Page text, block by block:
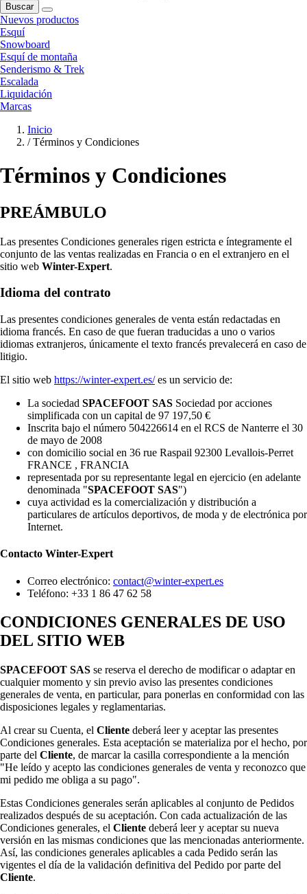
Buscar
Nuevos productos
Esquí
Snowboard
Esquí de montaña
Senderismo & Trek
Escalada
Liquidación
Marcas
Inicio
/ Términos y Condiciones
Términos y Condiciones
PREÁMBULO
Las presentes Condiciones generales rigen estricta e íntegramente el
conjunto de las ventas realizadas en Francia o en el extranjero en el
sitio web Winter-Expert.
Idioma del contrato
Las presentes condiciones generales de venta están redactadas en
idioma francés. En caso de que fueran traducidas a uno o varios
idiomas extranjeros, únicamente el texto francés prevalecerá en caso de
litigio.
El sitio web https://winter-expert.es/es un servicio de:
La sociedad SPACEFOOT SAS Sociedad por acciones
simplificada con un capital de 97 197,50 €
Inscrita bajo el número 504226614 en el RCS de Nanterre el 30
de mayo de 2008
con domicilio social en 36 rue Raspail 92300 Levallois-Perret
FRANCE , FRANCIA
representada por su representante legal en ejercicio (en adelante
denominada "SPACEFOOT SAS")
cuya actividad es la comercialización y distribución a
particulares de artículos deportivos, de moda y de electrónica por
Internet.
Contacto Winter-Expert
Correo electrónico: contact@winter-expert.es
Teléfono: +33 1 86 47 62 58
CONDICIONES GENERALES DE USO
DEL SITIO WEB
SPACEFOOT SAS se reserva el derecho de modificar o adaptar en
cualquier momento y sin previo aviso las presentes condiciones
generales de venta, en particular, para ponerlas en conformidad con las
disposiciones legales y reglamentarias.
Al crear su Cuenta, el Cliente deberá leer y aceptar las presentes
Condiciones generales. Esta aceptación se materializa por el hecho, por
parte del Cliente, de marcar la casilla correspondiente a la mención
"He leído y acepto las condiciones generales de venta y reconozco que
mi pedido me obliga a su pago".
Estas Condiciones generales serán aplicables al conjunto de Pedidos
realizados después de su aceptación. Con cada actualización de las
Condiciones generales, el Cliente deberá leer y aceptar su nueva
versión en las mismas condiciones que las mencionadas anteriormente.
Así, las condiciones generales aplicables a cada Pedido serán las
vigentes el día de la validación definitiva del Pedido por parte del
Cliente.